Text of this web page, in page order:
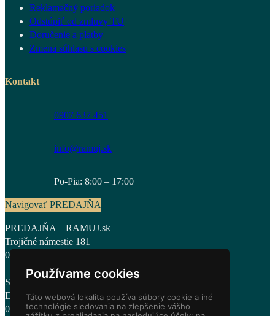
Používame cookies
Táto webová lokalita používa súbory cookie a iné
technológie sledovania na zlepšenie vášho
Reklamačný poriadok
Odstúpiť od zmluvy TU
Doručenie a platby
Zmena súhlasu s cookies
Kontakt
0907 637 451
info@ramuj.sk
Po-Pia: 8:00 – 17:00
Navigovať PREDAJŇA
PREDAJŇA – RAMUJ.sk
Trojičné námestie 181
02744 , Tvrdošín
Sídlo – Frame & Wood design s. r. o.
Dlhá nad Oravou 168
02755 , Dlhá nad Oravou